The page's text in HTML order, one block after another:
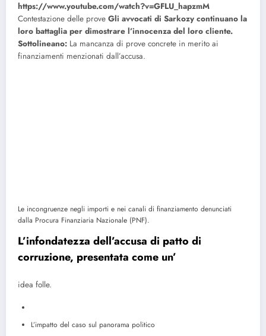
https://www.youtube.com/watch?v=GFLU_hapzmM
Contestazione delle prove Gli avvocati di Sarkozy continuano la
loro battaglia per dimostrare l’innocenza del loro cliente.
Sottolineano: La mancanza di prove concrete in merito ai
finanziamenti menzionati dall’accusa.
Le incongruenze negli importi e nei canali di finanziamento denunciati
dalla Procura Finanziaria Nazionale (PNF).
L’infondatezza dell’accusa di patto di
corruzione, presentata come un’
idea folle.
L’impatto del caso sul panorama politico